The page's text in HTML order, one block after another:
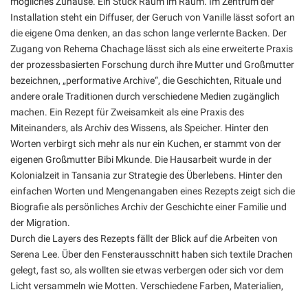
Installation steht ein Diffuser, der Geruch von Vanille lässt sofort an
die eigene Oma denken, an das schon lange verlernte Backen. Der
Zugang von Rehema Chachage lässt sich als eine erweiterte Praxis
der prozessbasierten Forschung durch ihre Mutter und Großmutter
bezeichnen, „performative Archive“, die Geschichten, Rituale und
andere orale Traditionen durch verschiedene Medien zugänglich
machen. Ein Rezept für Zweisamkeit als eine Praxis des
Miteinanders, als Archiv des Wissens, als Speicher. Hinter den
Worten verbirgt sich mehr als nur ein Kuchen, er stammt von der
eigenen Großmutter Bibi Mkunde. Die Hausarbeit wurde in der
Kolonialzeit in Tansania zur Strategie des Überlebens. Hinter den
einfachen Worten und Mengenangaben eines Rezepts zeigt sich die
Biografie als persönliches Archiv der Geschichte einer Familie und
der Migration.
Durch die Layers des Rezepts fällt der Blick auf die Arbeiten von
Serena Lee. Über den Fensterausschnitt haben sich textile Drachen
gelegt, fast so, als wollten sie etwas verbergen oder sich vor dem
Licht versammeln wie Motten. Verschiedene Farben, Materialien,